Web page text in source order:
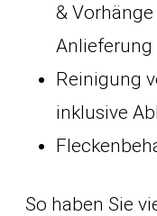
&
Anlieferung
Reinigung
inklusive
So haben Sie